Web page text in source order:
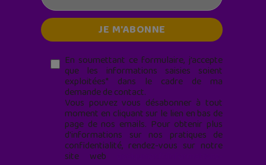
En soumettant ce formulaire, j’accepte
que les informations saisies soient
exploitées* dans le cadre de ma
demande de contact.
Vous pouvez vous désabonner à tout
moment en cliquant sur le lien en bas de
page de nos emails. Pour obtenir plus
d'informations sur nos pratiques de
confidentialité, rendez-vous sur notre
site web